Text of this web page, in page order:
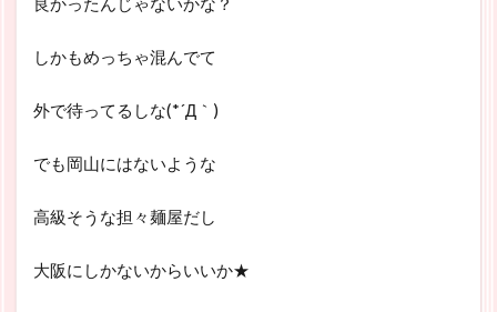
しかもめっちゃ混んでて
外で待ってるしな(*´Д｀)
でも岡山にはないような
高級そうな担々麺屋だし
大阪にしかないからいいか★